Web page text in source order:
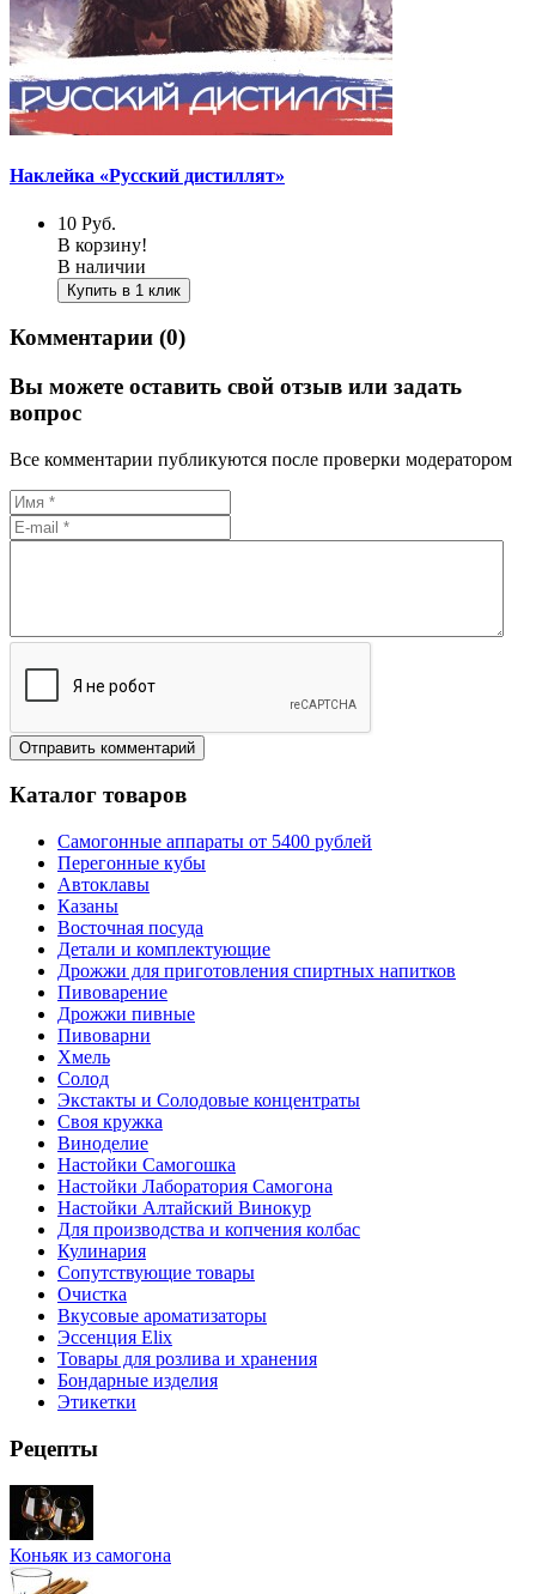
Наклейка «Русский дистиллят»
10 Руб.
В корзину!
В наличии
Купить в 1 клик
Комментарии (0)
Вы можете оставить свой отзыв или задать
вопрос
Все комментарии публикуются после проверки модератором
Каталог товаров
Самогонные аппараты от 5400 рублей
Перегонные кубы
Автоклавы
Казаны
Восточная посуда
Детали и комплектующие
Дрожжи для приготовления спиртных напитков
Пивоварение
Дрожжи пивные
Пивоварни
Хмель
Солод
Экстакты и Солодовые концентраты
Своя кружка
Виноделие
Настойки Самогошка
Настойки Лаборатория Самогона
Настойки Алтайский Винокур
Для производства и копчения колбас
Кулинария
Сопутствующие товары
Очистка
Вкусовые ароматизаторы
Эссенция Elix
Товары для розлива и хранения
Бондарные изделия
Этикетки
Рецепты
Коньяк из самогона